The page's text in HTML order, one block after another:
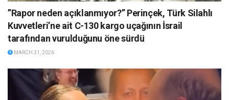
”Rapor neden açıklanmıyor?” Perinçek, Türk Silahlı
Kuvvetleri’ne ait C-130 kargo uçağının İsrail
tarafından vurulduğunu öne sürdü
MARCH 31, 2026